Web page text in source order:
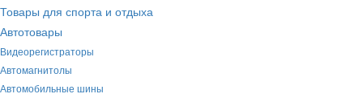
Товары для спорта и отдыха
Автотовары
Видеорегистраторы
Автомагнитолы
Автомобильные шины